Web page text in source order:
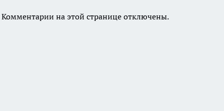
Комментарии на этой странице отключены.